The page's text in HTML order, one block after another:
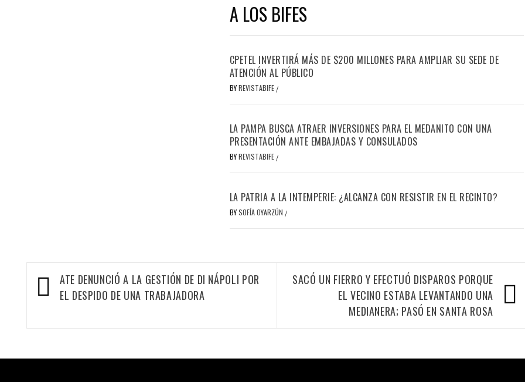
A LOS BIFES
CPETEL INVERTIRÁ MÁS DE $200 MILLONES PARA AMPLIAR SU SEDE DE
ATENCIÓN AL PÚBLICO
BY REVISTABIFE /
LA PAMPA BUSCA ATRAER INVERSIONES PARA EL MEDANITO CON UNA
PRESENTACIÓN ANTE EMBAJADAS Y CONSULADOS
BY REVISTABIFE /
LA PATRIA A LA INTEMPERIE: ¿ALCANZA CON RESISTIR EN EL RECINTO?
BY SOFÍA OYARZÚN /
Navegación
de
ATE DENUNCIÓ A LA GESTIÓN DE DI NÁPOLI POR
EL DESPIDO DE UNA TRABAJADORA
SACÓ UN FIERRO Y EFECTUÓ DISPAROS PORQUE
EL VECINO ESTABA LEVANTANDO UNA
MEDIANERA; PASÓ EN SANTA ROSA